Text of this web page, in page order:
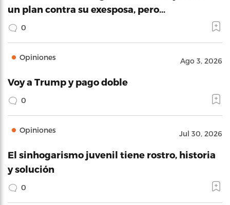
un plan contra su exesposa, pero…
0
Opiniones Ago 3, 2026
Voy a Trump y pago doble
0
Opiniones Jul 30, 2026
El sinhogarismo juvenil tiene rostro, historia
y solución
0